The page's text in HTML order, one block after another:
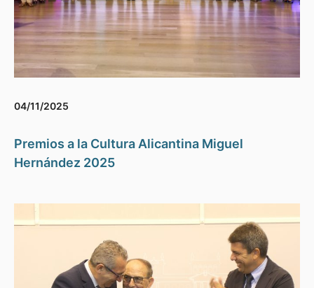
04/11/2025
Premios a la Cultura Alicantina Miguel
Hernández 2025